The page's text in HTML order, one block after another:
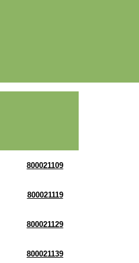
800021109
800021119
800021129
800021139